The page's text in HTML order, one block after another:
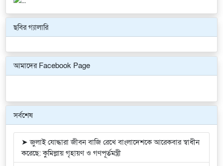
ছবির গ্যালারি
আমাদের Facebook Page
সর্বশেষ
➤ জুলাই যোদ্ধারা জীবন বাজি রেখে বাংলাদেশকে আরেকবার স্বাধীন
করেছে: কুমিল্লায় গৃহায়ণ ও গণপূর্তমন্ত্রী